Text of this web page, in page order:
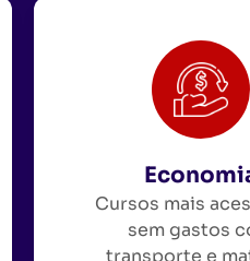
Cursos mais
sem gastos
transporte e